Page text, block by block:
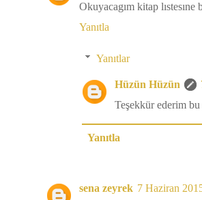
Okuyacagım kitap lıstesıne
Yanıtla
Yanıtlar
Hüzün Hüzün
Teşekkür ederim
Yanıtla
sena zeyrek 7 Haziran